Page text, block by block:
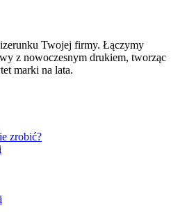
Twojej firmy. Łączymy
z nowoczesnym drukiem, tworząc
marki na lata.
zrobić?